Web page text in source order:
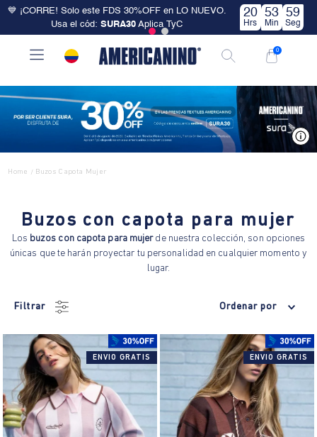
💙 ¡CORRE! Solo este FDS 30%OFF en LO NUEVO.
Usa el cód:SURA30 Aplica TyC
20
Hrs
53
Min
58
Seg
0
Home / Buzos Capota Mujer
Buzos con capota para mujer
Los buzos con capota para mujerde nuestra colección, son opciones
únicas que te harán proyectar tu personalidad en cualquier momento y
lugar.
Filtrar Ordenar por
ENVIO GRATIS ENVIO GRATIS